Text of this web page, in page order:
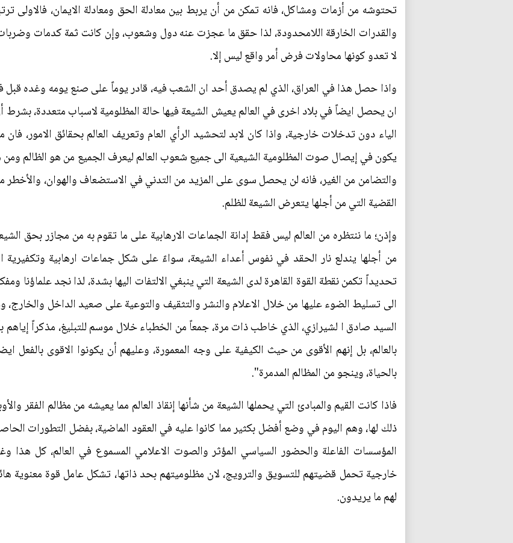
تحتوشه من أزمات ومشاكل، فانه تمكن من أن يربط بين معادلة الحق ومعادلة الايمان، فالاولى
والقدرات الخارقة اللامحدودة، لذا حقق ما عجزت عنه دول وشعوب، وإن كانت ثمة كدمات
لا تعدو كونها محاولات فرض أمر واقع ليس إلا.
واذا حصل هذا في العراق، الذي لم يصدق أحد ان الشعب فيه، قادر يوماً على صنع يومه وغده قبل
ان يحصل ايضاً في بلاد اخرى في العالم يعيش الشيعة فيها حالة المظلومية لاسباب متعددة، بشرط
الياء دون تدخلات خارجية، واذا كان لابد لتحشيد الرأي العام وتعريف العالم بحقائق الامور،
يكون في إيصال صوت المظلومية الشيعية الى جميع شعوب العالم ليعرف الجميع من هو الظالم ومن
والتضامن من الغير، فانه لن يحصل سوى على المزيد من التدني في الاستضعاف والهوان،
القضية التي من أجلها يتعرض الشيعة للظلم.
وإذن؛ ما ننتظره من العالم ليس فقط إدانة الجماعات الارهابية على ما تقوم به من مجازر بحق
من أجلها يندلع نار الحقد في نفوس أعداء الشيعة، سواءً على شكل جماعات ارهابية
تحديداً تكمن نقطة القوة القاهرة لدى الشيعة التي ينبغي الالتفات اليها بشدة، لذا نجد علماؤنا
الى تسليط الضوء عليها من خلال الاعلام والنشر والتثقيف والتوعية على صعيد الداخل والخارج،
السيد صادق ا لشيرازي، الذي خاطب ذات مرة، جمعاً من الخطباء خلال موسم للتبليغ، مذكراً
بالعالم، بل إنهم الأقوى من حيث الكيفية على وجه المعمورة، وعليهم أن يكونوا الاقوى بالفعل
بالحياة، وينجو من المظالم المدمرة".
فاذا كانت القيم والمبادئ التي يحملها الشيعة من شأنها إنقاذ العالم مما يعيشه من مظالم الفقر
ذلك لها، وهم اليوم في وضع أفضل بكثير مما كانوا عليه في العقود الماضية، بفضل التطورات
المؤسسات الفاعلة والحضور السياسي المؤثر والصوت الاعلامي المسموع في العالم، كل
خارجية تحمل قضيتهم للتسويق والترويج، لان مظلوميتهم بحد ذاتها، تشكل عامل قوة معنوية
لهم ما يريدون.